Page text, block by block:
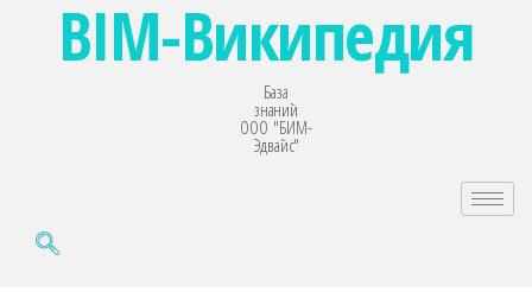
BIM-Википедия
База
знаний
ООО "БИМ-
Эдвайс"